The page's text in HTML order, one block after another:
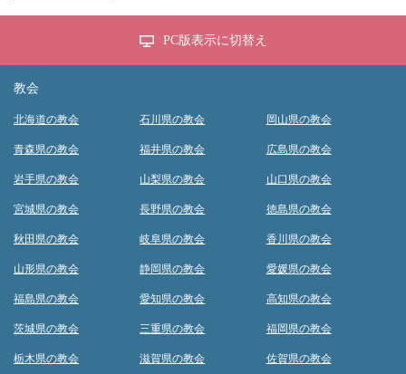
PC版表示に切替え
教会
北海道の教会
青森県の教会
岩手県の教会
宮城県の教会
秋田県の教会
山形県の教会
福島県の教会
茨城県の教会
栃木県の教会
石川県の教会
福井県の教会
山梨県の教会
長野県の教会
岐阜県の教会
静岡県の教会
愛知県の教会
三重県の教会
滋賀県の教会
岡山県の教会
広島県の教会
山口県の教会
徳島県の教会
香川県の教会
愛媛県の教会
高知県の教会
福岡県の教会
佐賀県の教会